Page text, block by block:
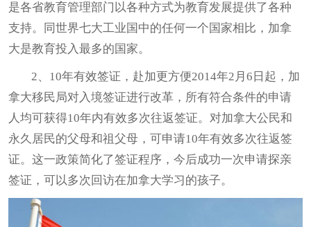
是各省教育管理部门以各种方式为教育发展提供了各种
支持。同世界七大工业国中的任何一个国家相比，加拿
大是教育投入最多的国家。
2、10年有效签证，赴加更方便2014年2月6日起， 加
拿大移民局对入境签证进行改革，所有符合条件的申请
人均可获得10年内有效多次往返签证。对加拿大公民和
永久居民的父母和祖父母，可申请10年有效多次往返签
证。这一政策简化了签证程序，今后成功一次申请探亲
签证，可以多次回访在加拿大学习的孩子。